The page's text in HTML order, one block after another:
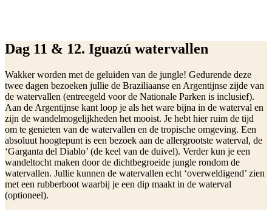
Dag 11 & 12. Iguazú watervallen
Wakker worden met de geluiden van de jungle! Gedurende deze
twee dagen bezoeken jullie de Braziliaanse en Argentijnse zijde van
de watervallen (entreegeld voor de Nationale Parken is inclusief).
Aan de Argentijnse kant loop je als het ware bijna in de waterval en
zijn de wandelmogelijkheden het mooist. Je hebt hier ruim de tijd
om te genieten van de watervallen en de tropische omgeving. Een
absoluut hoogtepunt is een bezoek aan de allergrootste waterval, de
‘Garganta del Diablo’ (de keel van de duivel). Verder kun je een
wandeltocht maken door de dichtbegroeide jungle rondom de
watervallen. Jullie kunnen de watervallen echt ‘overweldigend’ zien
met een rubberboot waarbij je een dip maakt in de waterval
(optioneel).